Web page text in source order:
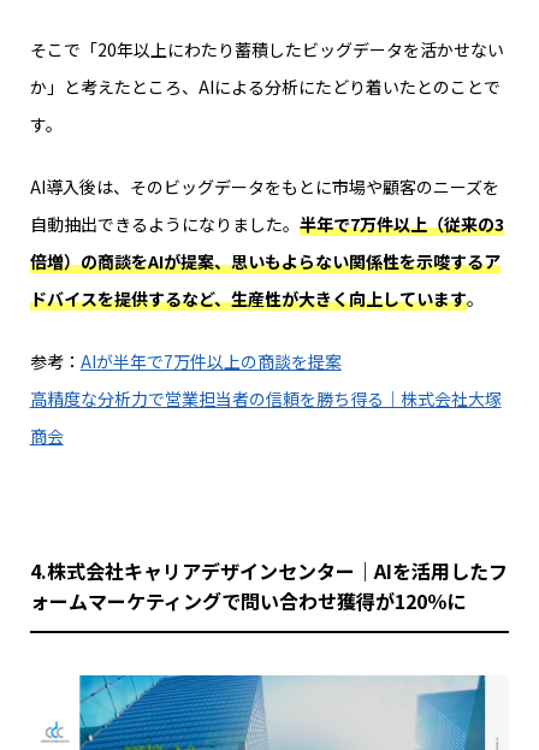
そこで「20年以上にわたり蓄積したビッグデータを活かせない
か」と考えたところ、AIによる分析にたどり着いたとのことで
す。
AI導入後は、そのビッグデータをもとに市場や顧客のニーズを
自動抽出できるようになりました。 半年で7万件以上（従来の3
倍増）の商談をAIが提案、思いもよらない関係性を示唆するア
ドバイスを提供するなど、生産性が大きく向上しています。
参考： AIが半年で7万件以上の商談を提案
高精度な分析力で営業担当者の信頼を勝ち得る｜株式会社大塚
商会
4.株式会社キャリアデザインセンター｜AIを活用したフ
ォームマーケティングで問い合わせ獲得が120％に